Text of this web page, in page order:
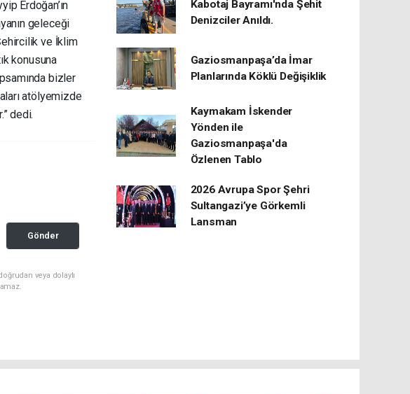
Erdoğan’ın
geleceği
ve İklim
konusuna
bizler
atölyemizde
dedi.
Gönder
veya dolaylı
Kabotaj Bayramı'nda Şehit
Denizciler Anıldı.
Gaziosmanpaşa’da İmar
Planlarında Köklü Değişiklik
Kaymakam İskender
Yönden ile
Gaziosmanpaşa'da
Özlenen Tablo
2026 Avrupa Spor Şehri
Sultangazi’ye Görkemli
Lansman